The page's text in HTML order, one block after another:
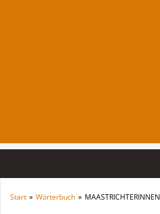
Start » Wörterbuch » MAASTRICHTERINNEN